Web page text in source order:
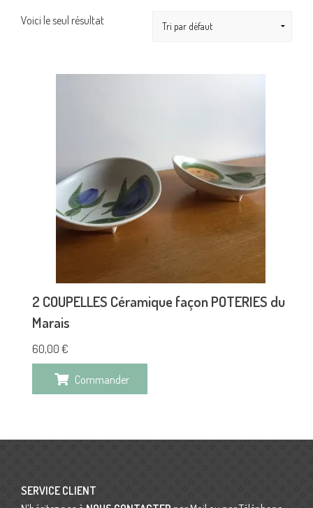
Voici le seul résultat
2 COUPELLES Céramique façon POTERIES du
Marais
60,00 €
Commander
SERVICE CLIENT